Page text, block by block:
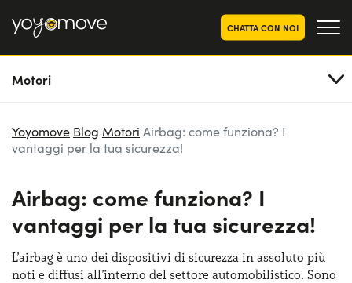
CHATTA CON NOI
Aziende e P.IVA
OFFERTE NOLEGGIO
AUTO USATE
La nostra storia
Lavora con noi
COME FUNZIONA
PERCHÉ CONVIENE
Motori
Yoyomove Blog Motori Airbag: come funziona? I
vantaggi per la tua sicurezza!
Airbag: come funziona? I
vantaggi per la tua sicurezza!
L’airbag è uno dei dispositivi di sicurezza in assoluto più
noti e diffusi all’interno del settore automobilistico. Sono